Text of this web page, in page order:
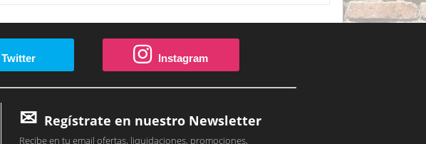
Twitter Instagram
Regístrate en nuestro Newsletter
Recibe en tu email ofertas, liquidaciones, promociones,